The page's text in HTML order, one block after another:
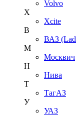
Volvo
X
Xcite
В
ВАЗ
М
Москвич
Н
Нива
Т
ТагАЗ
У
УАЗ